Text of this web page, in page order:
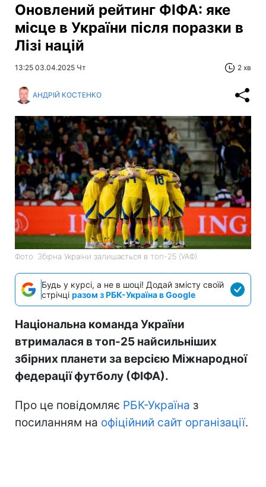
Оновлений рейтинг ФІФА: яке
місце в України після поразки в
Лізі націй
13:25 03.04.2025 Чт 2 хв
АНДРІЙ КОСТЕНКО
Фото: Збірна України залишається в топ-25 (УАФ)
Будь у курсі, а не в шоці! Додай змісту своїй
стрічці разом з РБК-Україна в Google
Національна команда України
втрималася в топ-25 найсильніших
збірних планети за версією Міжнародної
федерації футболу (ФІФА).
Про це повідомляє РБК-Україна з
посиланням на офіційний сайт організації.